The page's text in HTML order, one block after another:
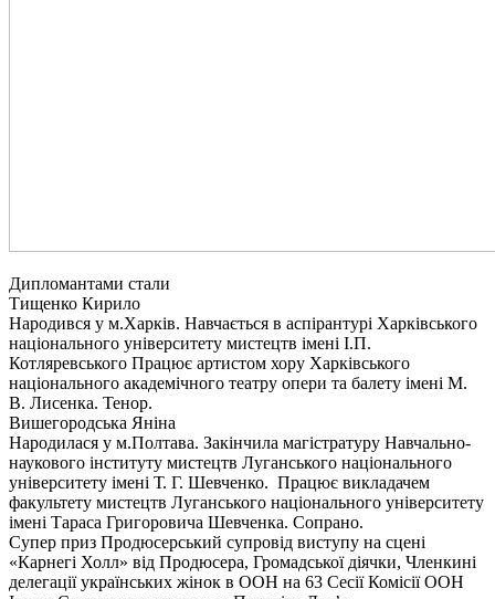
Дипломантами стали
Тищенко Кирило
Народився у м.Харків. Навчається в аспірантурі Харківського
національного університету мистецтв імені І.П.
Котляревського Працює артистом хору Харківського
національного академічного театру опери та балету імені М.
В. Лисенка. Тенор.
Вишегородська Яніна
Народилася у м.Полтава. Закінчила магістратуру Навчально-
наукового інституту мистецтв Луганського національного
університету імені Т. Г. Шевченко. Працює викладачем
факультету мистецтв Луганського національного університету
імені Тараса Григоровича Шевченка. Сопрано.
Супер приз Продюсерський супровід виступу на сцені
«Карнегі Холл» від Продюсера, Громадської діячки, Членкині
делегації українських жінок в ООН на 63 Сесії Комісії ООН